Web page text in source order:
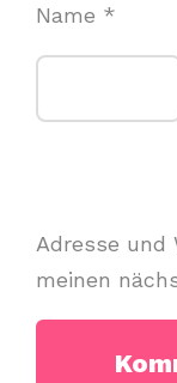
Name *
Adresse und
meinen